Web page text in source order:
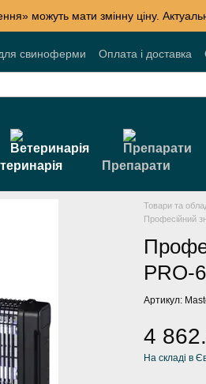
можуть мати змінну ціну.
свиноферми Оплата і доставка
знижки Акції Договір
Препарати
Товари та
Професійний
PRO-
Артикул:
4
На складі в